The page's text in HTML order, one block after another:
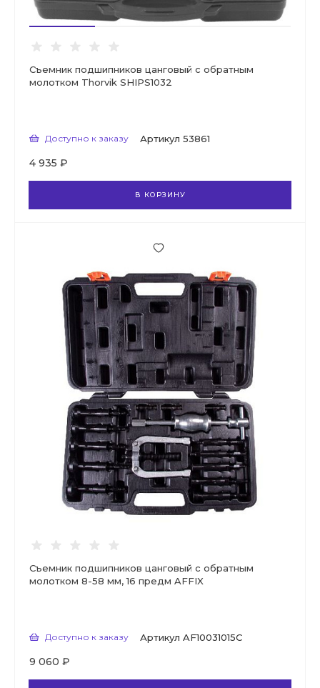
Съемник подшипников цанговый с обратным
молотком Thorvik SHIPS1032
Доступно к заказу Артикул 53861
4 935 ₽
В КОРЗИНУ
Съемник подшипников цанговый с обратным
молотком 8-58 мм, 16 предм AFFIX
Доступно к заказу Артикул AF10031015C
9 060 ₽